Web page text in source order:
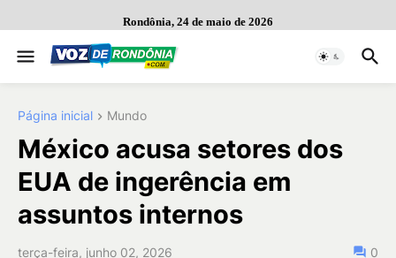
Rondônia, 24 de maio de 2026
Página inicial Mundo
México acusa setores dos
EUA de ingerência em
assuntos internos
terça-feira, junho 02, 2026 0